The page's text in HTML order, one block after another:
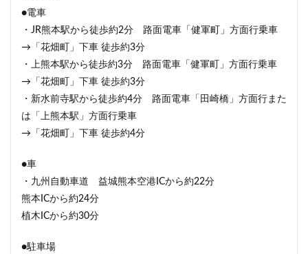
●電車
・JR熊本駅から徒歩約2分 路面電車「健軍町」方面行乗車
→「花畑町」下車 徒歩約3分
・上熊本駅から徒歩約3分 路面電車「健軍町」方面行乗車
→「花畑町」下車 徒歩約3分
・新水前寺駅から徒歩約4分 路面電車「田崎橋」方面行また
は「上熊本駅」方面行乗車
→「花畑町」下車 徒歩約4分
●車
・九州自動車道 益城熊本空港ICから約22分
熊本ICから約24分
植木ICから約30分
●駐車場